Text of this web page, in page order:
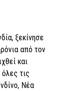
ξεκίνησε
από τον
και
τις
Νέα